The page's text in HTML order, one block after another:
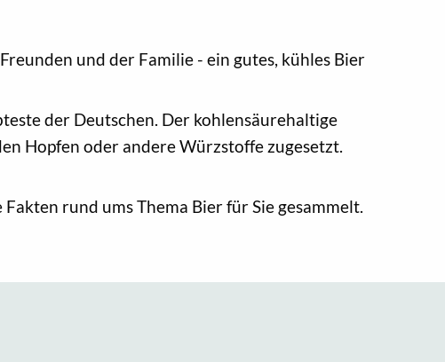
und der Familie - ein gutes, kühles Bier
der Deutschen. Der kohlensäurehaltige
Hopfen oder andere Würzstoffe zugesetzt.
rund ums Thema Bier für Sie gesammelt.